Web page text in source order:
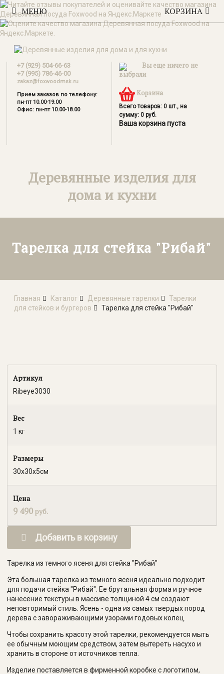
+7 (929) 504-66-63
+7 (995) 786-46-00
zakaz@foxwoodmsk.ru
Прием заказов по телефону:
пн-пт 10.00-19.00
Офис: пн-пт 10.00-18.00
Вы еще ничего не
выбрали
Корзина
Всего товаров: 0 шт., на
сумму: 0 руб.
Ваша корзина пуста
Деревянные изделия для
дома и кухни
МЕНЮ КОРЗИНА
Тарелка для стейка "Рибай"
Главная Каталог Деревянные тарелки
Тарелки
для стейков и бургеров
Тарелка для стейка "Рибай"
Артикул
Ribeye3030
Вес
1 кг
Размеры
30х30х5см
Цена
9 490руб.
Добавить в корзину
Тарелка из темного ясеня для стейка "Рибай"
Эта большая тарелка из темного ясеня идеально подходит
для подачи стейка "Рибай". Ее брутальная форма и ручное
нанесение текстуры в массиве толщиной 4 см создают
неповторимый стиль. Ясень - одна из самых твердых пород
дерева с завораживающими узорами годовых колец.
Чтобы сохранить красоту этой тарелки, рекомендуется мыть
ее обычным моющим средством, затем вытереть насухо и
хранить в стороне от источников тепла.
Изделие поставляется в фирменной коробке с логотипом,